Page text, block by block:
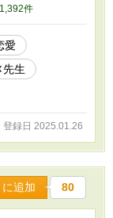
件
愛
生
登録日 2025.01.26
追加 80